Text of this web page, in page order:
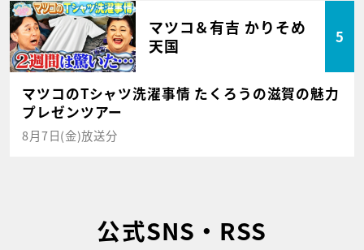
マツコ＆有吉 かりそめ
天国
5
マツコのTシャツ洗濯事情 たくろうの滋賀の魅力
プレゼンツアー
8月7日(金)放送分
公式SNS・RSS